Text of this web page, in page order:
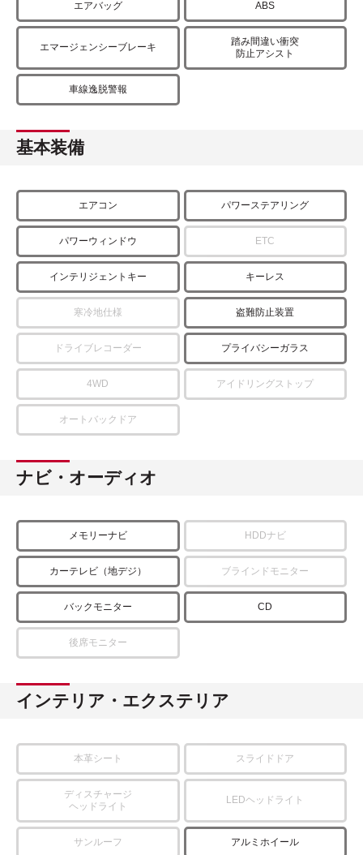
エアバッグ ABS
エマージェンシーブレーキ
踏み間違い衝突
防止アシスト
車線逸脱警報
基本装備
エアコン パワーステアリング
パワーウィンドウ ETC
インテリジェントキー キーレス
寒冷地仕様 盗難防止装置
ドライブレコーダー プライバシーガラス
4WD アイドリングストップ
オートバックドア
ナビ・オーディオ
メモリーナビ HDDナビ
カーテレビ（地デジ） ブラインドモニター
バックモニター CD
後席モニター
インテリア・エクステリア
本革シート スライドドア
ディスチャージ
ヘッドライト
LEDヘッドライト
サンルーフ アルミホイール